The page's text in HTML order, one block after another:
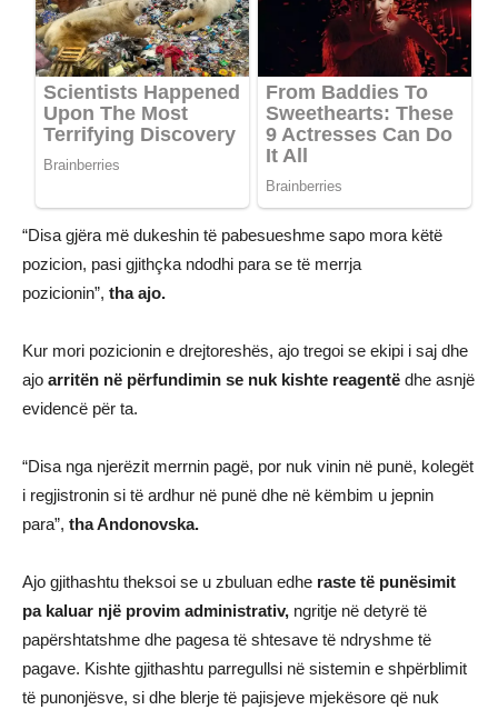
“Disa gjëra më dukeshin të pabesueshme sapo mora këtë
pozicion, pasi gjithçka ndodhi para se të merrja
pozicionin”, tha ajo.
Kur mori pozicionin e drejtoreshës, ajo tregoi se ekipi i saj dhe
ajo arritën në përfundimin se nuk kishte reagentë dhe asnjë
evidencë për ta.
“Disa nga njerëzit merrnin pagë, por nuk vinin në punë, kolegët
i regjistronin si të ardhur në punë dhe në këmbim u jepnin
para”, tha Andonovska.
Ajo gjithashtu theksoi se u zbuluan edhe raste të punësimit
pa kaluar një provim administrativ, ngritje në detyrë të
papërshtatshme dhe pagesa të shtesave të ndryshme të
pagave. Kishte gjithashtu parregullsi në sistemin e shpërblimit
të punonjësve, si dhe blerje të pajisjeve mjekësore që nuk